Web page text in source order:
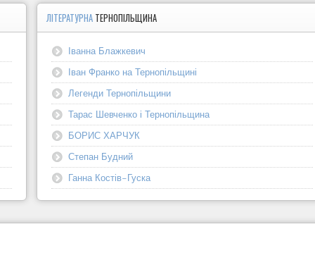
ЛІТЕРАТУРНА ТЕРНОПІЛЬЩИНА
Іванна Блажкевич
Іван Франко на Тернопільщині
Легенди Тернопільщини
Тарас Шевченко і Тернопільщина
БОРИС ХАРЧУК
Степан Будний
Ганна Костів-Гуска